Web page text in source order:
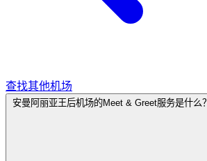
查找其他机场
安曼阿丽亚王后机场的Meet & Greet服务是什么？